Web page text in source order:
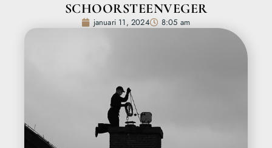
SCHOORSTEENVEGER
januari 11, 2024 8:05 am